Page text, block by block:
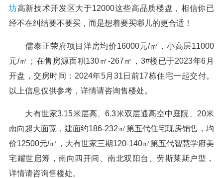
坊高新技术开发区大于12000这些高品质楼盘，相信你已
经不在纠结要不要买，而是想着要买哪儿的更合适！
儒泰正荣府项目洋房均价16000元/㎡，小高层11000
元/㎡；在售房源面积130㎡-267㎡，3#楼已于2023年6月
开盘，交房时间：2024年5月31日前17栋住宅一起交付。
以上信息仅供参考，详情请咨询售楼处。
大有世家3.15米层高、6.3米双层通高空中庭院、20米
南向超大面宽，建面约186-232㎡第五代住宅现房销售，均
价12500元/㎡，大有世家三期120-140㎡第五代智慧学府美
宅耀世启筹，南向四开间、南北双阳台、劳斯莱斯户型，
详情请咨询售楼处。